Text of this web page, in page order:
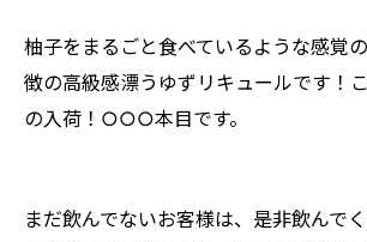
柚子をまるごと食べているような感覚
徴の高級感漂うゆずリキュールです！
の入荷！○○○本目です。
まだ飲んでないお客様は、是非飲んで